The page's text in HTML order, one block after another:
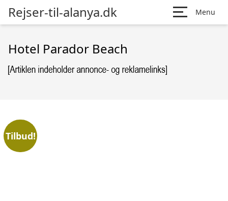
Rejser-til-alanya.dk Menu
Hotel Parador Beach
Tilbud!